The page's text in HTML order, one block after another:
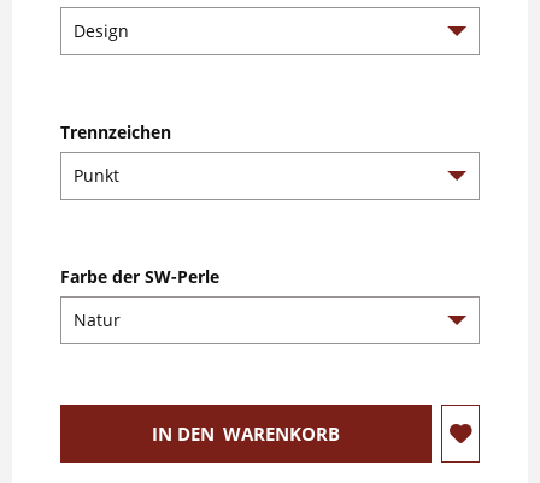
Trennzeichen
Farbe der SW-Perle
IN DEN WARENKORB